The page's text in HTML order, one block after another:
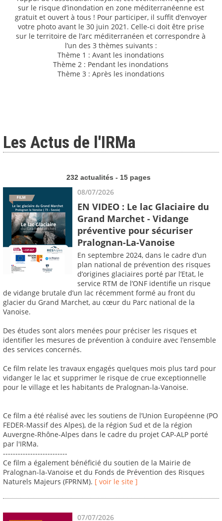
sur le risque d’inondation en zone méditerranéenne est
gratuit et ouvert à tous ! Pour participer, il suffit d’envoyer
votre photo avant le 30 juin 2021. Celle-ci doit être prise
sur le territoire de l’arc méditerranéen et correspondre à
l’un des 3 thèmes suivants :
Thème 1 : Avant les inondations
Thème 2 : Pendant les inondations
Thème 3 : Après les inondations
Les Actus de l'IRMa
232 actualités - 15 pages
08/07/2026
EN VIDEO : Le lac Glaciaire du
Grand Marchet - Vidange
préventive pour sécuriser
Pralognan-La-Vanoise
En septembre 2024, dans le cadre d’un
plan national de prévention des risques
d’origines glaciaires porté par l’Etat, le
service RTM de l’ONF identifie un risque
de vidange brutale d’un lac récemment formé au front du
glacier du Grand Marchet, au cœur du Parc national de la
Vanoise.
Des études sont alors menées pour préciser les risques et
identifier les mesures de prévention à conduire avec l’ensemble
des services concernés.
Ce film relate les travaux engagés quelques mois plus tard pour
vidanger le lac et supprimer le risque de crue exceptionnelle
pour le village et les habitants de Pralognan-la-Vanoise.
Ce film a été réalisé avec les soutiens de l’Union Européenne (PO
FEDER-Massif des Alpes), de la région Sud et de la région
Auvergne-Rhône-Alpes dans le cadre du projet CAP-ALP porté
par l'IRMa.
--------------------------
Ce film a également bénéficié du soutien de la Mairie de
Pralognan-la-Vanoise et du Fonds de Prévention des Risques
Naturels Majeurs (FPRNM). [ voir le site ]
07/07/2026